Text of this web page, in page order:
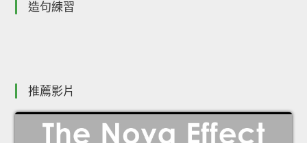
造句練習
推薦影片